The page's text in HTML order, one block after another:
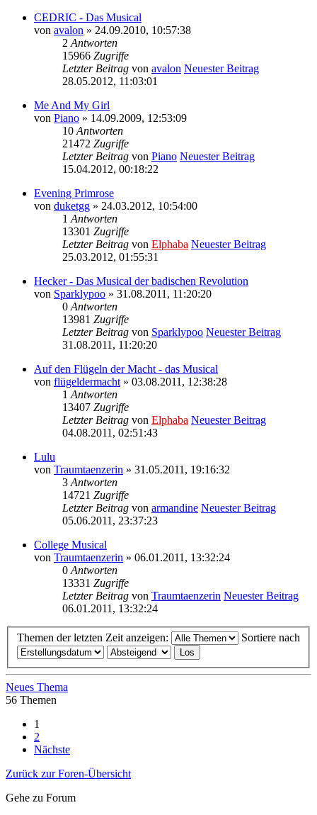
CEDRIC - Das Musical
von avalon » 24.09.2010, 10:57:38
2 Antworten
15966 Zugriffe
Letzter Beitrag von avalon Neuester Beitrag
28.05.2012, 11:03:01
Me And My Girl
von Piano » 14.09.2009, 12:53:09
10 Antworten
21472 Zugriffe
Letzter Beitrag von Piano Neuester Beitrag
15.04.2012, 00:18:22
Evening Primrose
von duketgg » 24.03.2012, 10:54:00
1 Antworten
13301 Zugriffe
Letzter Beitrag von Elphaba Neuester Beitrag
25.03.2012, 01:55:31
Hecker - Das Musical der badischen Revolution
von Sparklypoo » 31.08.2011, 11:20:20
0 Antworten
13981 Zugriffe
Letzter Beitrag von Sparklypoo Neuester Beitrag
31.08.2011, 11:20:20
Auf den Flügeln der Macht - das Musical
von flügeldermacht » 03.08.2011, 12:38:28
1 Antworten
13407 Zugriffe
Letzter Beitrag von Elphaba Neuester Beitrag
04.08.2011, 02:51:43
Lulu
von Traumtaenzerin » 31.05.2011, 19:16:32
3 Antworten
14721 Zugriffe
Letzter Beitrag von armandine Neuester Beitrag
05.06.2011, 23:37:23
College Musical
von Traumtaenzerin » 06.01.2011, 13:32:24
0 Antworten
13331 Zugriffe
Letzter Beitrag von Traumtaenzerin Neuester Beitrag
06.01.2011, 13:32:24
Themen der letzten Zeit anzeigen: Sortiere nach
Neues Thema
56 Themen
1
2
Nächste
Zurück zur Foren-Übersicht
Gehe zu Forum